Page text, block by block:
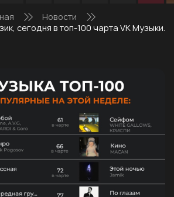
Новости
сегодня в топ-100 чарта VK Музыки.